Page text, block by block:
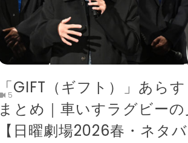
5
「GIFT（ギフト）」あら
まとめ｜車いすラグビー
【日曜劇場2026春・ネタ